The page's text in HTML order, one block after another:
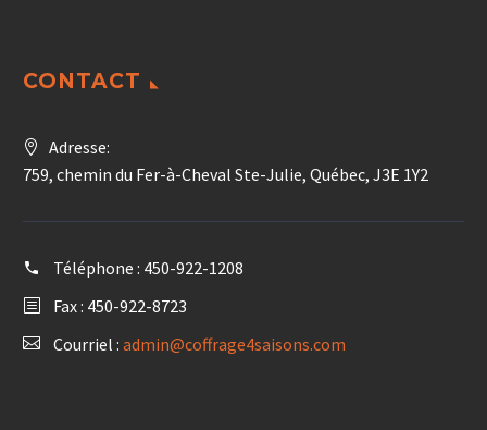
CONTACT
Adresse:
759, chemin du Fer-à-Cheval Ste-Julie, Québec, J3E 1Y2
Téléphone : 450-922-1208
Fax : 450-922-8723
Courriel : admin@coffrage4saisons.com